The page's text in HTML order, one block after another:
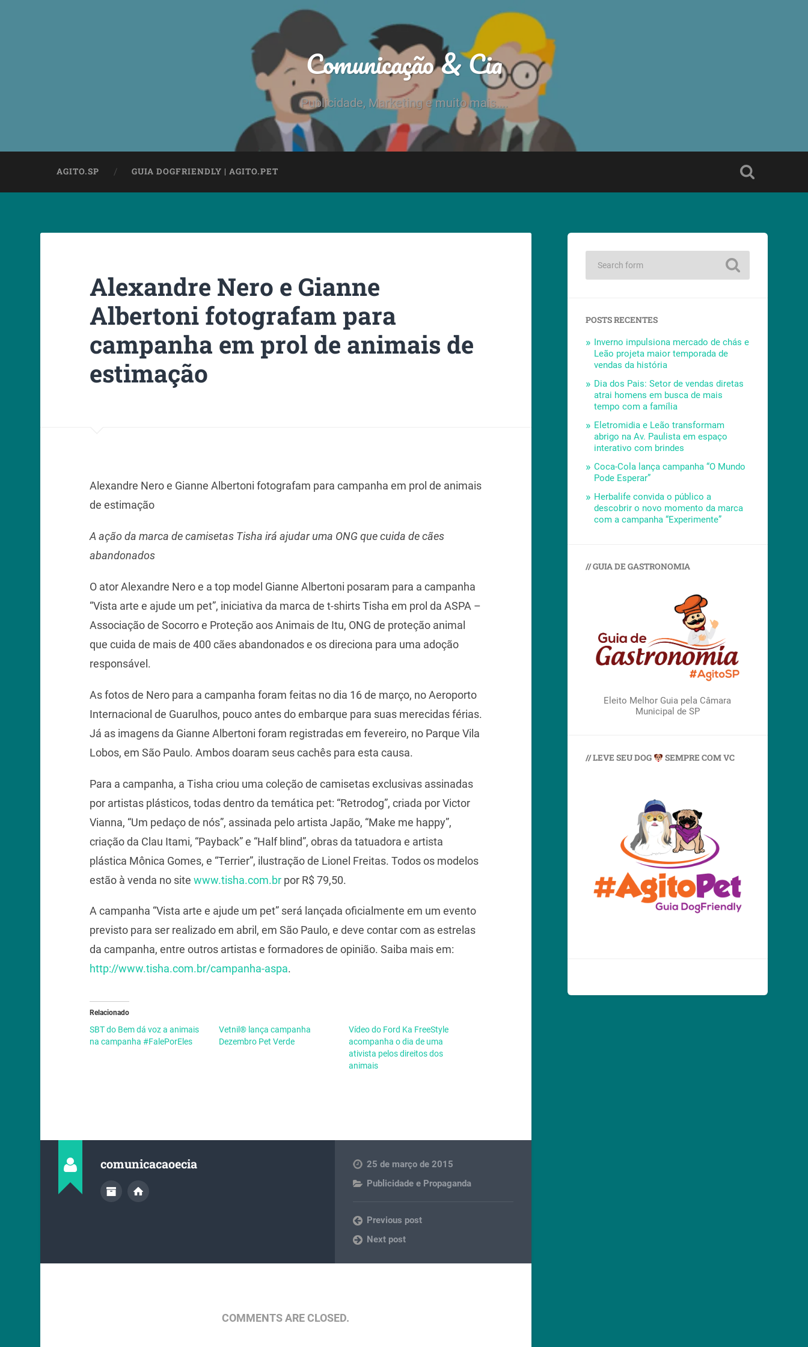
Comunicação & Cia
Publicidade, Marketing e muito mais....
AGITO.SP GUIA DOGFRIENDLY | AGITO.PET
Alexandre Nero e Gianne
Albertoni fotografam para
campanha em prol de animais de
estimação
Alexandre Nero e Gianne Albertoni fotografam para campanha em prol de animais
de estimação
A ação da marca de camisetas Tisha irá ajudar uma ONG que cuida de cães
abandonados
O ator Alexandre Nero e a top model Gianne Albertoni posaram para a campanha
“Vista arte e ajude um pet”, iniciativa da marca de t-shirts Tisha em prol da ASPA –
Associação de Socorro e Proteção aos Animais de Itu, ONG de proteção animal
que cuida de mais de 400 cães abandonados e os direciona para uma adoção
responsável.
As fotos de Nero para a campanha foram feitas no dia 16 de março, no Aeroporto
Internacional de Guarulhos, pouco antes do embarque para suas merecidas férias.
Já as imagens da Gianne Albertoni foram registradas em fevereiro, no Parque Vila
Lobos, em São Paulo. Ambos doaram seus cachês para esta causa.
Para a campanha, a Tisha criou uma coleção de camisetas exclusivas assinadas
por artistas plásticos, todas dentro da temática pet: “Retrodog”, criada por Victor
Vianna, “Um pedaço de nós”, assinada pelo artista Japão, “Make me happy”,
criação da Clau Itami, “Payback” e “Half blind”, obras da tatuadora e artista
plástica Mônica Gomes, e “Terrier”, ilustração de Lionel Freitas. Todos os modelos
estão à venda no site www.tisha.com.brpor R$ 79,50.
A campanha “Vista arte e ajude um pet” será lançada oficialmente em um evento
previsto para ser realizado em abril, em São Paulo, e deve contar com as estrelas
da campanha, entre outros artistas e formadores de opinião. Saiba mais em:
http://www.tisha.com.br/campanha-aspa.
Relacionado
SBT do Bem dá voz a animais
na campanha #FalePorEles
Vetnil® lança campanha
Dezembro Pet Verde
Vídeo do Ford Ka FreeStyle
acompanha o dia de uma
ativista pelos direitos dos
animais
comunicacaoecia
25 de março de 2015
Publicidade e Propaganda
Previous post
Next post
COMMENTS ARE CLOSED.
POSTS RECENTES
Inverno impulsiona mercado de chás e
Leão projeta maior temporada de
vendas da história
Dia dos Pais: Setor de vendas diretas
atrai homens em busca de mais
tempo com a família
Eletromidia e Leão transformam
abrigo na Av. Paulista em espaço
interativo com brindes
Coca-Cola lança campanha “O Mundo
Pode Esperar”
Herbalife convida o público a
descobrir o novo momento da marca
com a campanha “Experimente”
// GUIA DE GASTRONOMIA
Eleito Melhor Guia pela Câmara
Municipal de SP
// LEVE SEU DOG SEMPRE COM VC